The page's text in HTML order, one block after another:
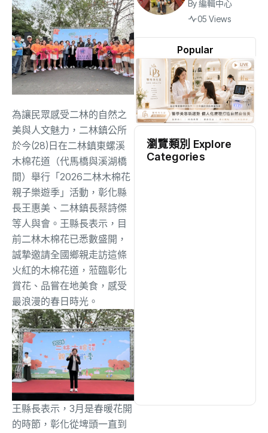
為讓民眾感受二林的自然之
美與人文魅力，二林鎮公所
於今(28)日在二林鎮東螺溪
木棉花道（代馬橋與溪湖橋
間）舉行「2026二林木棉花
親子樂遊季」活動，彰化縣
長王惠美、二林鎮長蔡詩傑
等人與會。王縣長表示，目
前二林木棉花已悉數盛開，
誠摯邀請全國鄉親走訪這條
火紅的木棉花道，蒞臨彰化
賞花、品嘗在地美食，感受
最浪漫的春日時光。
王縣長表示，3月是春暖花開
的時節，彰化從埤頭一直到
Popular
By編輯中心
05 Views
瀏覽類別 Explore
Categories